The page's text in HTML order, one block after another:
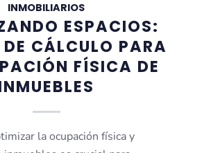
INMOBILIARIOS
ESPACIOS:
CÁLCULO PARA
FÍSICA DE
la ocupación física y